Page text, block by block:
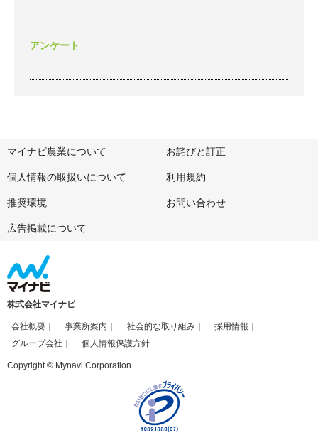
アンケート
マイナビ農業について お詫びと訂正
個人情報の取扱いについて 利用規約
推奨環境 お問い合わせ
広告掲載について
株式会社マイナビ
会社概要 事業所案内 社会的な取り組み
採用情報
グループ会社
個人情報保護方針
Copyright © Mynavi Corporation